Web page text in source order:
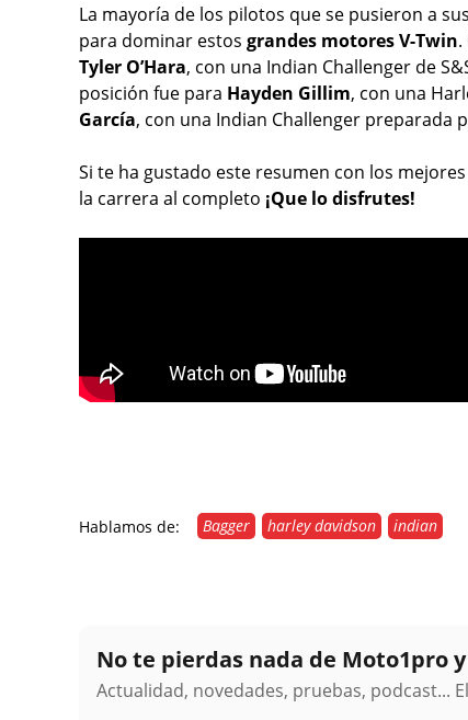
La mayoría de los pilotos que se pusieron a
para dominar estos grandes motores V-Twin
Tyler O’Hara, con una Indian Challenger de
posición fue para Hayden Gillim, con una
García, con una Indian Challenger preparada
Si te ha gustado este resumen con los
la carrera al completo ¡Que lo disfrutes!
Hablamos de: Bagger harley davidson indian
No te pierdas nada de Moto1pro
Actualidad, novedades, pruebas, podcast...